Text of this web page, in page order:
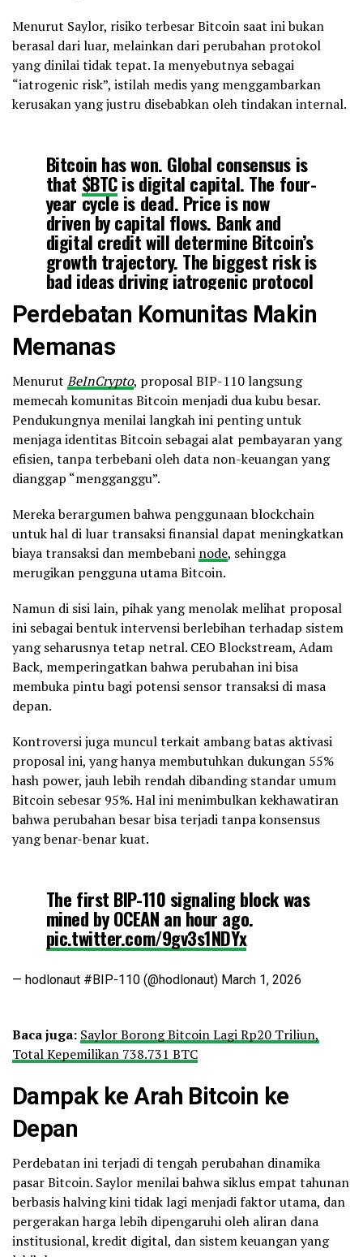
Menurut Saylor, risiko terbesar Bitcoin saat ini bukan
berasal dari luar, melainkan dari perubahan protokol
yang dinilai tidak tepat. Ia menyebutnya sebagai
“iatrogenic risk”, istilah medis yang menggambarkan
kerusakan yang justru disebabkan oleh tindakan internal.
Bitcoin has won. Global consensus is
that $BTCis digital capital. The four-
year cycle is dead. Price is now
driven by capital flows. Bank and
digital credit will determine Bitcoin’s
growth trajectory. The biggest risk is
bad ideas driving iatrogenic protocol
changes.
— Michael Saylor (@saylor)
Perdebatan Komunitas Makin
Memanas
Menurut BeInCrypto, proposal BIP-110 langsung
memecah komunitas Bitcoin menjadi dua kubu besar.
Pendukungnya menilai langkah ini penting untuk
menjaga identitas Bitcoin sebagai alat pembayaran yang
efisien, tanpa terbebani oleh data non-keuangan yang
dianggap “mengganggu”.
Mereka berargumen bahwa penggunaan blockchain
untuk hal di luar transaksi finansial dapat meningkatkan
biaya transaksi dan membebani node, sehingga
merugikan pengguna utama Bitcoin.
Namun di sisi lain, pihak yang menolak melihat proposal
ini sebagai bentuk intervensi berlebihan terhadap sistem
yang seharusnya tetap netral. CEO Blockstream, Adam
Back, memperingatkan bahwa perubahan ini bisa
membuka pintu bagi potensi sensor transaksi di masa
depan.
Kontroversi juga muncul terkait ambang batas aktivasi
proposal ini, yang hanya membutuhkan dukungan 55%
hash power, jauh lebih rendah dibanding standar umum
Bitcoin sebesar 95%. Hal ini menimbulkan kekhawatiran
bahwa perubahan besar bisa terjadi tanpa konsensus
yang benar-benar kuat.
The first BIP-110 signaling block was
mined by OCEAN an hour ago.
pic.twitter.com/9gv3s1NDYx
— hodlonaut #BIP-110 (@hodlonaut) March 1, 2026
Baca juga: Saylor Borong Bitcoin Lagi Rp20 Triliun,
Total Kepemilikan 738.731 BTC
Dampak ke Arah Bitcoin ke
Depan
Perdebatan ini terjadi di tengah perubahan dinamika
pasar Bitcoin. Saylor menilai bahwa siklus empat tahunan
berbasis halving kini tidak lagi menjadi faktor utama, dan
pergerakan harga lebih dipengaruhi oleh aliran dana
institusional, kredit digital, dan sistem keuangan yang